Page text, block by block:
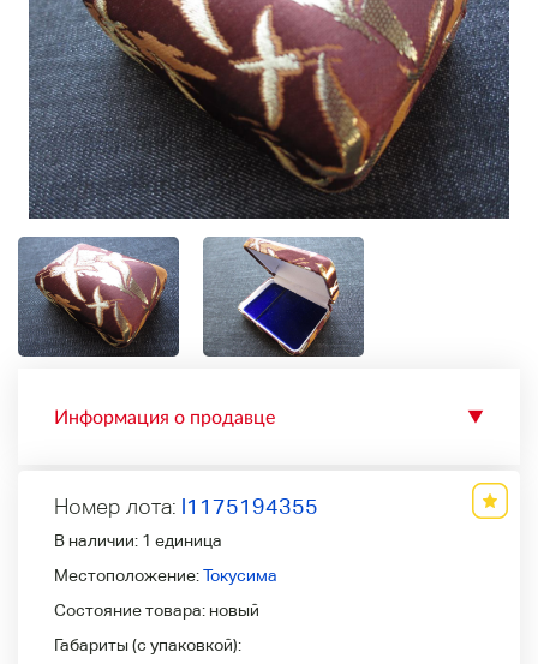
Информация о продавце ▼
Номер лота: l1175194355
В наличии: 1 единица
Местоположение:Токусима
Состояние товара: новый
Габариты (с упаковкой):